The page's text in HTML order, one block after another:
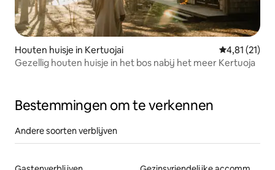
Houten huisje in Kertuojai Gemiddelde
4,81 (21)
Gezellig houten huisje in het bos nabij het meer Kertuoja
Bestemmingen om te verkennen
Andere soorten verblijven